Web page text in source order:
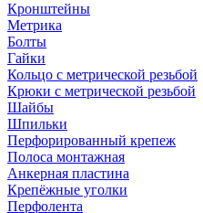
Кронштейны
Метрика
Болты
Гайки
Кольцо с метрической резьбой
Крюки с метрической резьбой
Шайбы
Шпильки
Перфорированный крепеж
Полоса монтажная
Анкерная пластина
Крепёжные уголки
Перфолента